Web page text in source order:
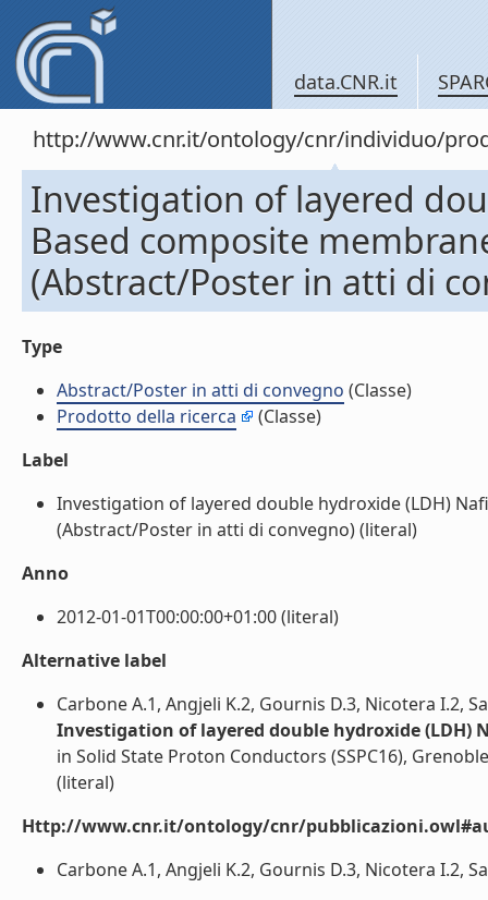
data.CNR.it
http://www.cnr.it/ontology/cnr/individuo/
Investigation of layered
Based composite
(Abstract/Poster in atti di
Type
Abstract/Poster in atti di convegno (Classe)
Prodotto della ricerca
(Classe)
Label
Investigation of layered double hydroxide (LDH)
(Abstract/Poster in atti di convegno) (literal)
Anno
2012-01-01T00:00:00+01:00 (literal)
Alternative label
Carbone A.1, Angjeli K.2, Gournis D.3, Nicotera I.2,
Investigation of layered double hydroxide (LDH)
in Solid State Proton Conductors (SSPC16),
(literal)
Http://www.cnr.it/ontology/cnr/
Carbone A.1, Angjeli K.2, Gournis D.3, Nicotera I.2,